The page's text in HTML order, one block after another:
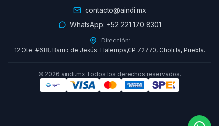
contacto@aindi.mx
WhatsApp: +52 221 170 8301
Dirección:
12 Ote. #618, Barrio de Jesús Tlatempa,CP 72770, Cholula, Puebla.
© 2026 aindi.mx Todos los derechos reservados.